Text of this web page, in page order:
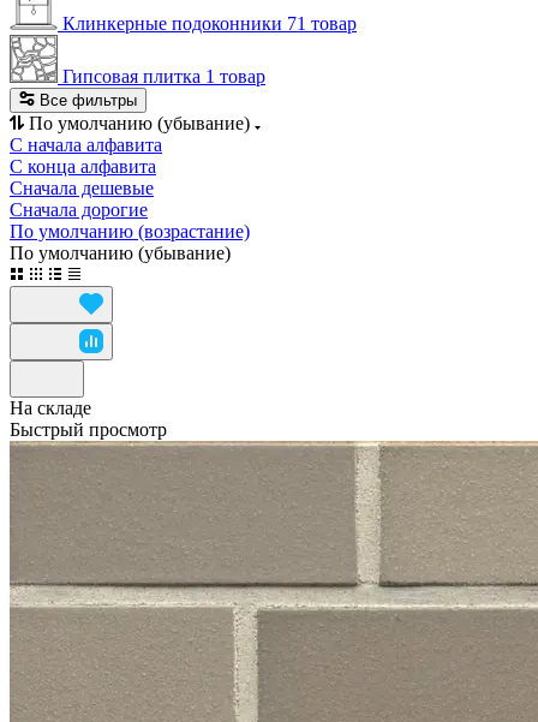
Клинкерные подоконники 71 товар
Гипсовая плитка 1 товар
Все фильтры
По умолчанию (убывание)
С начала алфавита
С конца алфавита
Сначала дешевые
Сначала дорогие
По умолчанию (возрастание)
По умолчанию (убывание)
На складе
Быстрый просмотр